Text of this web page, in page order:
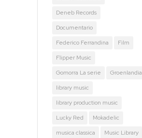
Deneb Records
Documentario
Federico Ferrandina
Film
Flipper Music
Gomorra La serie
Groenlandia
library music
library production music
Lucky Red
Mokadelic
musica classica
Music Library